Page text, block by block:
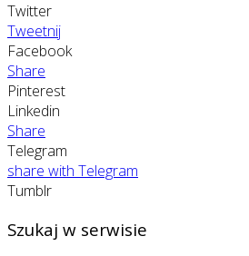
Twitter
Tweetnij
Facebook
Share
Pinterest
Linkedin
Share
Telegram
share with Telegram
Tumblr
Szukaj w serwisie